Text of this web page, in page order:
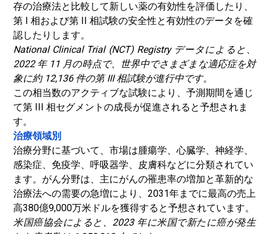
存の治療法と比較して新しい薬の有効性を評価したり、
第 I 相および第 II 相試験の安全性と有効性のデータを確
認したりします。
National Clinical Trial (NCT) Registry データによると、
2022 年 11 月の時点で、世界中でさまざまな適応症を対
象に約 12,136 件の第 III 相試験が進行中です。
この相当数のアクティブな試験により、予測期間を通じ
て第 III 相セグメントの成長が促進されると予想されま
す。
治療領域別
治療分野に基づいて、市場は腫瘍学、心臓学、神経学、
感染症、免疫学、呼吸器学、皮膚科などに分類されてい
ます。がん分野は、主にがんの罹患率の増加と革新的な
治療法への需要の急増により、2031年までに最高の売上
高380億9,000万米ドルを獲得すると予想されています。
米国癌協会によると、2023 年に米国で新たに癌が発生